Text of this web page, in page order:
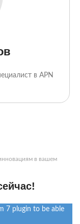
в APN
в вашем
7 plugin to be able